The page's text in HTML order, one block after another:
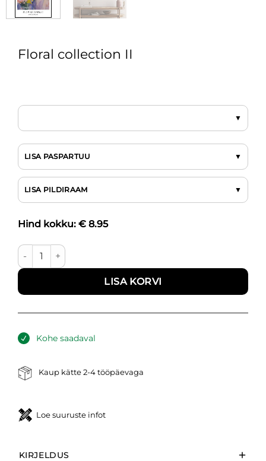
Floral collection II
LISA PASPARTUU
LISA PILDIRAAM
Hind kokku: € 8.95
Floral collection II kogus
LISA KORVI
Kohe saadaval
Kaup kätte 2-4 tööpäevaga
Loe suuruste infot
KIRJELDUS